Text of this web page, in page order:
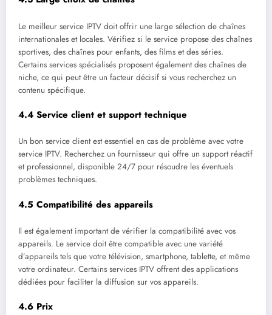
Le meilleur service IPTV doit offrir une large sélection de chaînes
internationales et locales. Vérifiez si le service propose des chaînes
sportives, des chaînes pour enfants, des films et des séries.
Certains services spécialisés proposent également des chaînes de
niche, ce qui peut être un facteur décisif si vous recherchez un
contenu spécifique.
4.4 Service client et support technique
Un bon service client est essentiel en cas de problème avec votre
service IPTV. Recherchez un fournisseur qui offre un support réactif
et professionnel, disponible 24/7 pour résoudre les éventuels
problèmes techniques.
4.5 Compatibilité des appareils
Il est également important de vérifier la compatibilité avec vos
appareils. Le service doit être compatible avec une variété
d’appareils tels que votre télévision, smartphone, tablette, et même
votre ordinateur. Certains services IPTV offrent des applications
dédiées pour faciliter la diffusion sur vos appareils.
4.6 Prix